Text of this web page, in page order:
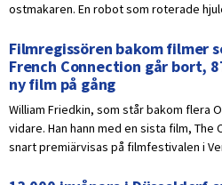
ostmakaren. En robot som roterade
Filmregissören bakom filmer
French Connection går bort,
ny film på gång
William Friedkin, som står bakom flera
vidare. Han hann med en sista film, The
snart premiärvisas på filmfestivalen i